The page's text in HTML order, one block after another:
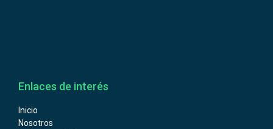
Enlaces de interés
Inicio
Nosotros